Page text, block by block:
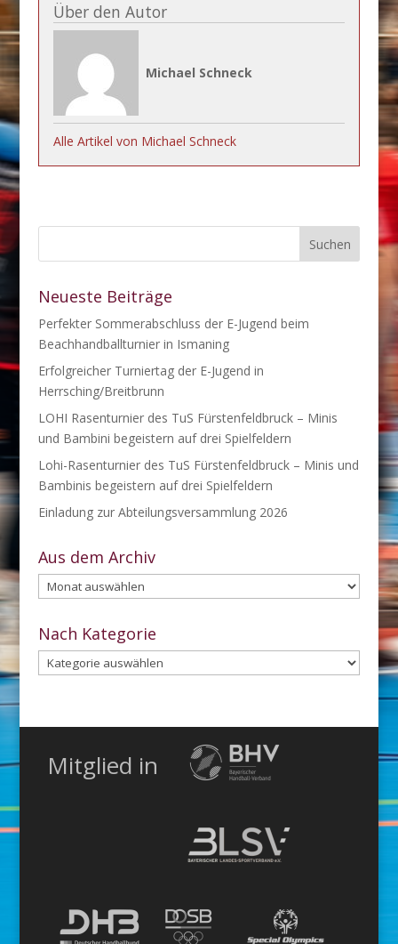
Über den Autor
Michael Schneck
Alle Artikel von Michael Schneck
Neueste Beiträge
Perfekter Sommerabschluss der E-Jugend beim
Beachhandballturnier in Ismaning
Erfolgreicher Turniertag der E-Jugend in
Herrsching/Breitbrunn
LOHI Rasenturnier des TuS Fürstenfeldbruck – Minis
und Bambini begeistern auf drei Spielfeldern
Lohi-Rasenturnier des TuS Fürstenfeldbruck – Minis und
Bambinis begeistern auf drei Spielfeldern
Einladung zur Abteilungsversammlung 2026
Aus dem Archiv
Aus
dem
Archiv
Nach Kategorie
Nach
Kategorie
Mitglied in